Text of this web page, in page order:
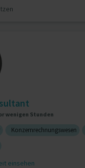
wenigen Stunden
Konzernrechnungswesen
einsehen